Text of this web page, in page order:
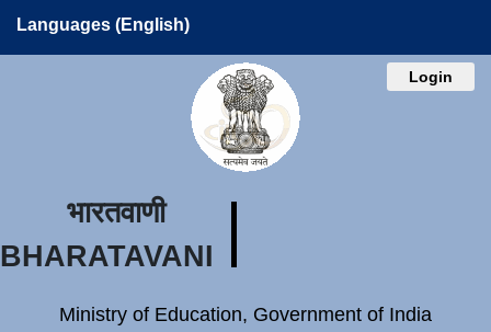
Languages (English)
Login
भारतवाणी
BHARATAVANI
Ministry of Education, Government of India